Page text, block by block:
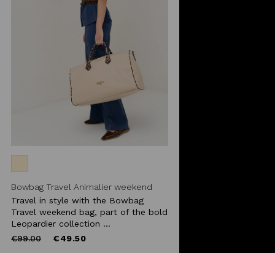
Bowbag Travel Animalier weekend
Travel in style with the Bowbag
Travel weekend bag, part of the bold
Leopardier collection ...
Price
€99.00to €49.50